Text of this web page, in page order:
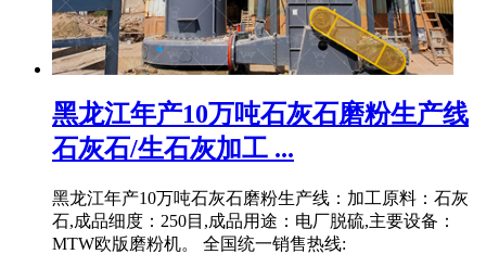
黑龙江年产10万吨石灰石磨粉生产线
石灰石/生石灰加工 ...
黑龙江年产10万吨石灰石磨粉生产线：加工原料：石灰
石,成品细度：250目,成品用途：电厂脱硫,主要设备：
MTW欧版磨粉机。 全国统一销售热线: